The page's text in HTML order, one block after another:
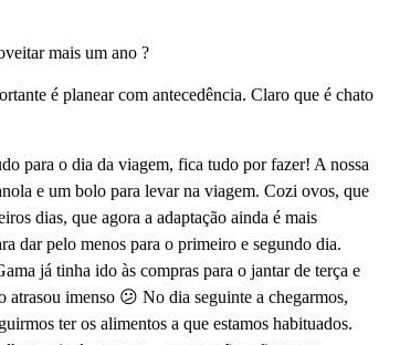
mais um ano ?
é planear com antecedência. Claro que é chato
para o dia da viagem, fica tudo por fazer! A nossa
e um bolo para levar na viagem. Cozi ovos, que
dias, que agora a adaptação ainda é mais
dar pelo menos para o primeiro e segundo dia.
já tinha ido às compras para o jantar de terça e
atrasou imenso 😕 No dia seguinte a chegarmos,
ter os alimentos a que estamos habituados.